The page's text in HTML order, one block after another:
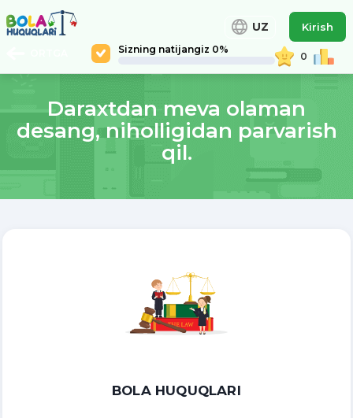
Sizning natijangiz 0%
0
UZ Kirish
Daraxtdan meva olaman
desang, niholligidan parvarish
qil.
BOLA HUQUQLARI